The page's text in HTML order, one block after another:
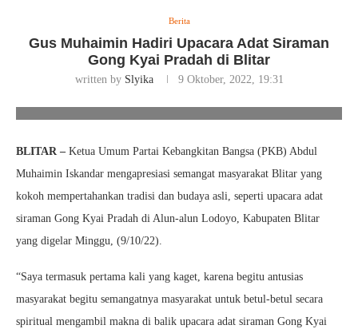
Berita
Gus Muhaimin Hadiri Upacara Adat Siraman
Gong Kyai Pradah di Blitar
written by Slyika 9 Oktober, 2022, 19:31
Gus Muhaimin Hadiri Upacara Adat Siraman Gong Kyai Pradah di
BLITAR – Ketua Umum Partai Kebangkitan Bangsa (PKB) Abdul
Muhaimin Iskandar mengapresiasi semangat masyarakat Blitar yang
kokoh mempertahankan tradisi dan budaya asli, seperti upacara adat
siraman Gong Kyai Pradah di Alun-alun Lodoyo, Kabupaten Blitar
yang digelar Minggu, (9/10/22).
“Saya termasuk pertama kali yang kaget, karena begitu antusias
masyarakat begitu semangatnya masyarakat untuk betul-betul secara
spiritual mengambil makna di balik upacara adat siraman Gong Kyai